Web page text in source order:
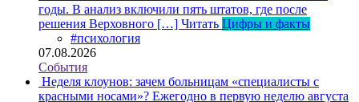
годы. В анализ включили пять штатов, где после
решения Верховного […] Читать Цифры и факты
#психология
07.08.2026
События
Неделя клоунов: зачем больницам «специалисты с
красными носами»? Ежегодно в первую неделю августа